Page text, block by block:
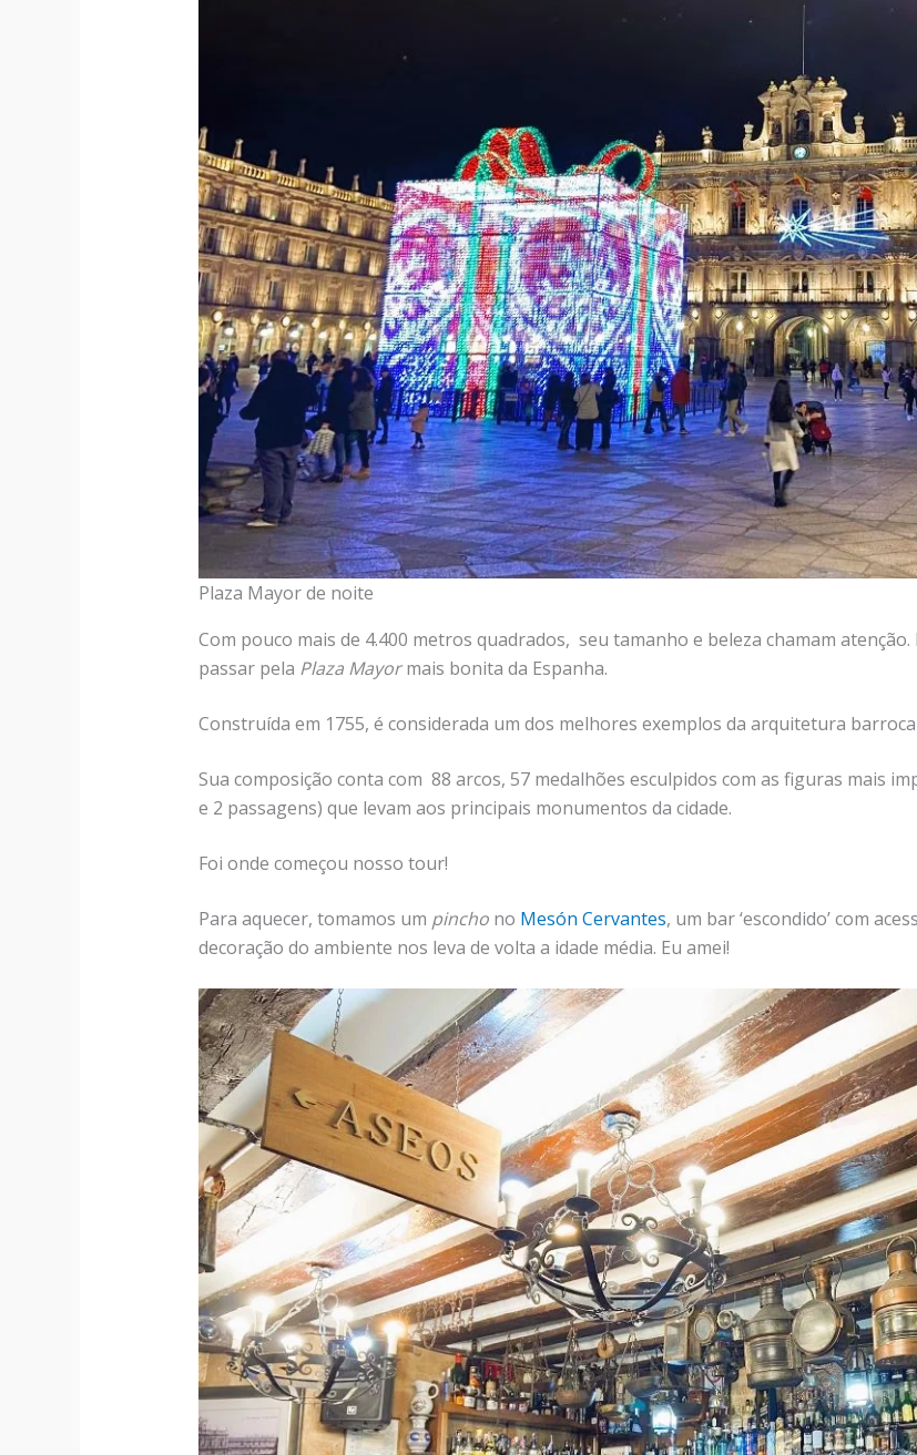
Plaza Mayor de noite
Com pouco mais de 4.400 metros quadrados, seu tamanho e beleza chamam
passar pela Plaza Mayormais bonita da Espanha.
Construída em 1755, é considerada um dos melhores exemplos da arquitetura
Sua composição conta com 88 arcos, 57 medalhões esculpidos com as figuras mais
e 2 passagens) que levam aos principais monumentos da cidade.
Foi onde começou nosso tour!
Para aquecer, tomamos um pinchono Mesón Cervantes, um bar ‘escondido’ com
decoração do ambiente nos leva de volta a idade média. Eu amei!